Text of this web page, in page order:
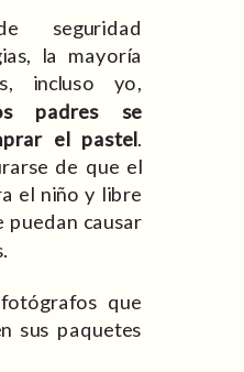
seguridad
la mayoría
incluso yo,
padres se
el pastel.
de que el
el niño y libre
puedan causar
que
sus paquetes